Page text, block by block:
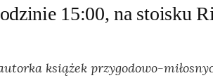
15:00, na stoisku
książek przygodowo-